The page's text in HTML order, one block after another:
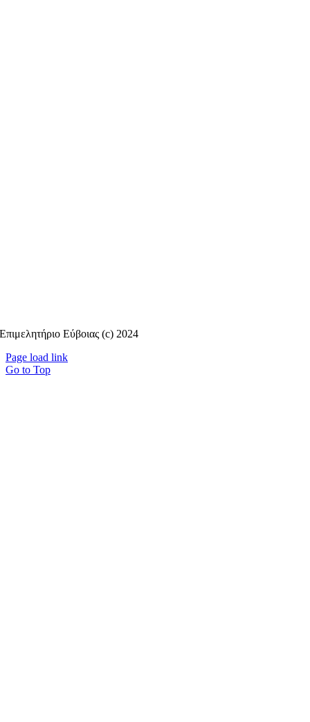
Επιμελητήριο Εύβοιας (c) 2024
Page load link
Go to Top